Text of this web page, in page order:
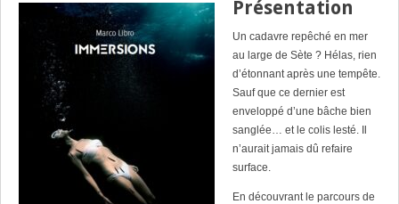
Présentation
Un cadavre repêché en mer
au large de Sète ? Hélas, rien
d’étonnant après une tempête.
Sauf que ce dernier est
enveloppé d’une bâche bien
sanglée… et le colis lesté. Il
n’aurait jamais dû refaire
surface.
En découvrant le parcours de